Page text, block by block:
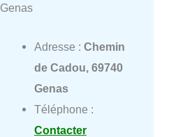
Genas
Adresse : Chemin
de Cadou, 69740
Genas
Téléphone :
Contacter